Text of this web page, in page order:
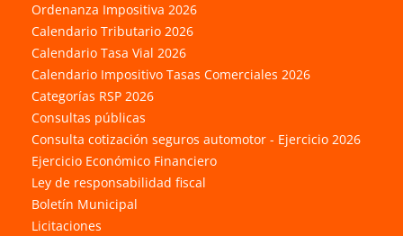
Ordenanza Impositiva 2026
Calendario Tributario 2026
Calendario Tasa Vial 2026
Calendario Impositivo Tasas Comerciales 2026
Categorías RSP 2026
Consultas públicas
Consulta cotización seguros automotor - Ejercicio 2026
Ejercicio Económico Financiero
Ley de responsabilidad fiscal
Boletín Municipal
Licitaciones